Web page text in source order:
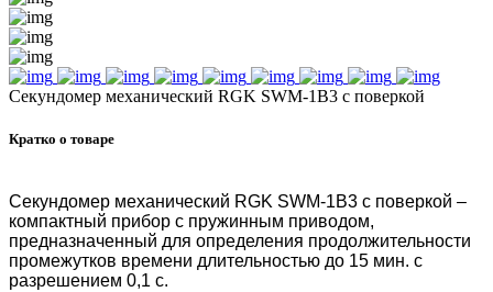
Секундомер механический RGK SWM-1B3 с поверкой
Кратко о товаре
Секундомер механический RGK SWM-1B3 с поверкой –
компактный прибор с пружинным приводом,
предназначенный для определения продолжительности
промежутков времени длительностью до 15 мин. с
разрешением 0,1 с.